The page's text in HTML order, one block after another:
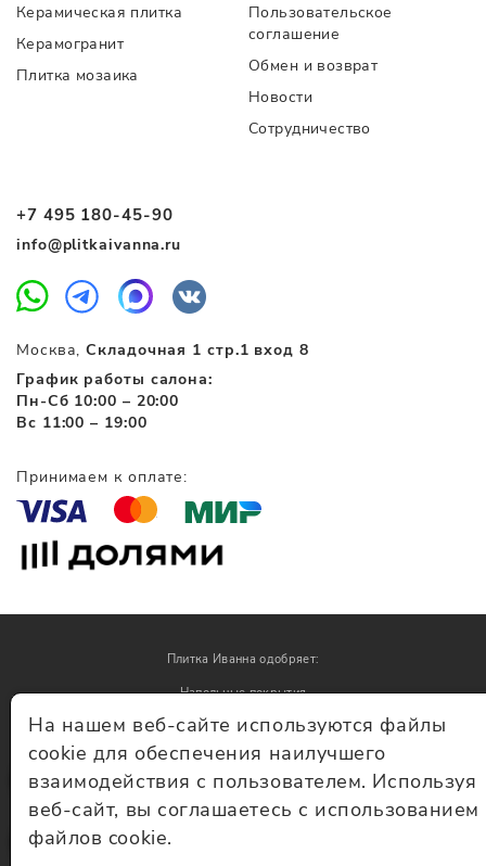
+7 495 180-45-90
info@plitkaivanna.ru
Москва,Складочная 1 стр.1 вход 8
График работы салона:
Пн-Сб 10:00 – 20:00
Вс 11:00 – 19:00
Керамическая плитка
Керамогранит
Плитка мозаика
Пользовательское
соглашение
Обмен и возврат
Новости
Сотрудничество
Принимаем к оплате:
© Плитка Иванна 2026 - плитка и керамогранит
Плитка Иванна одобряет:
Напольные покрытия
Обои
На нашем веб-сайте используются файлы
cookie для обеспечения наилучшего
взаимодействия с пользователем. Используя
веб-сайт, вы соглашаетесь с использованием
файлов cookie.